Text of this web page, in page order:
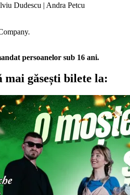
Dudescu | Andra Petcu
persoanelor sub 16 ani.
mai găsești bilete la: